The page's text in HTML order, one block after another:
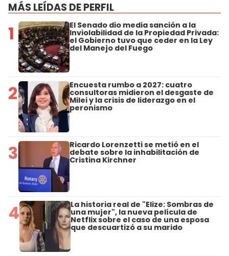
MÁS LEÍDAS DE PERFIL
1 El Senado dio media sanción a la
Inviolabilidad de la Propiedad Privada:
el Gobierno tuvo que ceder en la Ley
del Manejo del Fuego
2 Encuesta rumbo a 2027: cuatro
consultoras midieron el desgaste de
Milei y la crisis de liderazgo en el
peronismo
3 Ricardo Lorenzetti se metió en el
debate sobre la inhabilitación de
Cristina Kirchner
4 La historia real de "Elize: Sombras de
una mujer", la nueva película de
Netflix sobre el caso de una esposa
que descuartizó a su marido